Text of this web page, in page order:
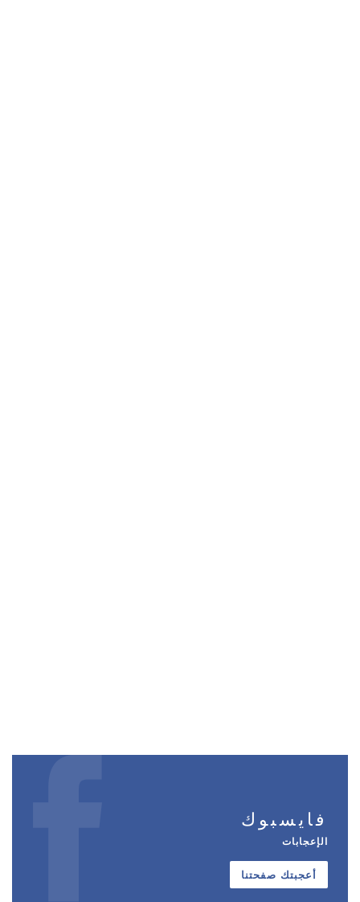
فايسبوك
الإعجابات
أعجبتك صفحتنا